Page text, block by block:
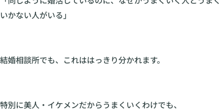
いかない人がいる」
結婚相談所でも、これははっきり分かれます。
特別に美人・イケメンだからうまくいくわけでも、